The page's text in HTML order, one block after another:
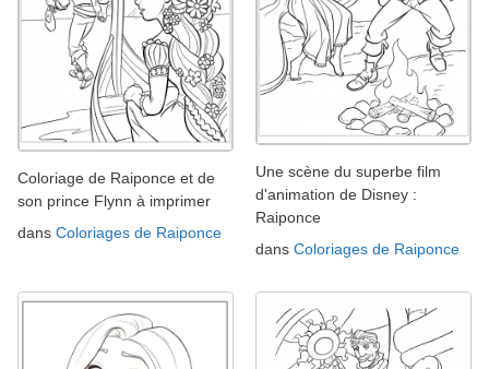
Coloriage de Raiponce et de
son prince Flynn à imprimer
dans Coloriages de Raiponce
Une scène du superbe film
d'animation de Disney :
Raiponce
dans Coloriages de Raiponce